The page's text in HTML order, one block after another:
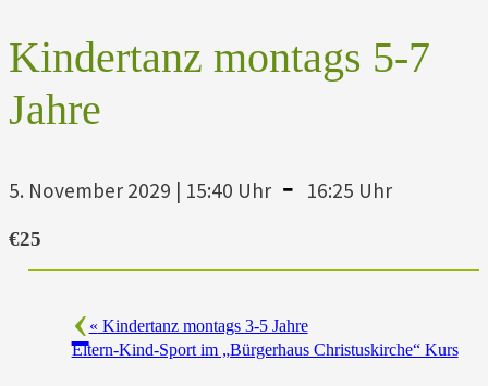
Kindertanz montags 5-7
Jahre
5. November 2029 | 15:40 Uhr - 16:25 Uhr
€25
« Kindertanz montags 3-5 Jahre
Eltern-Kind-Sport im „Bürgerhaus Christuskirche“ Kurs